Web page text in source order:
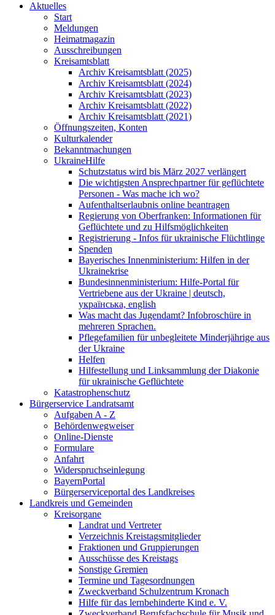
Aktuelles
Start
Meldungen
Heimatmagazin
Ausschreibungen
Kreisamtsblatt
Archiv Kreisamtsblatt (2025)
Archiv Kreisamtsblatt (2024)
Archiv Kreisamtsblatt (2023)
Archiv Kreisamtsblatt (2022)
Archiv Kreisamtsblatt (2021)
Öffnungszeiten, Konten
Kulturkalender
Bekanntmachungen
UkraineHilfe
Schutzstatus wird bis März 2027 verlängert
Die wichtigsten Ansprechpartner für geflüchtete
Personen - Was mache ich wo?
Aufenthaltserlaubnis online beantragen
Regierung von Oberfranken: Informationen für
Geflüchtete und zu Hilfsmöglichkeiten
Registrierung - Infos für ukrainische Flüchtlinge
Spenden
Bayerisches Innenministerium: Hilfen in der
Ukrainekrise
Bundesinnenministerium: Hilfe-Portal für
Vertriebene aus der Ukraine | deutsch,
українська, english
Was macht das Jugendamt? Infobroschüre in
mehreren Sprachen.
Pflegefamilien für unbegleitete Minderjährige aus
der Ukraine
Helfen
Hilfestellung und Linksammlung der Diakonie
für ukrainische Geflüchtete
Katastrophenschutz
Bürgerservice Landratsamt
Aufgaben A - Z
Behördenwegweiser
Online-Dienste
Formulare
Anfahrt
Widerspruchseinlegung
BayernPortal
Bürgerserviceportal des Landkreises
Landkreis und Gemeinden
Kreisorgane
Landrat und Vertreter
Verzeichnis Kreistagsmitglieder
Fraktionen und Gruppierungen
Ausschüsse des Kreistags
Sonstige Gremien
Termine und Tagesordnungen
Zweckverband Schulzentrum Kronach
Hilfe für das lernbehinderte Kind e. V.